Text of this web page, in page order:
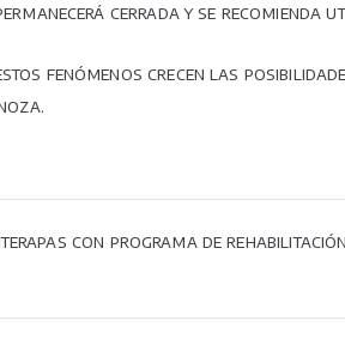
cerrada y se recomienda
fenómenos crecen las
con programa de